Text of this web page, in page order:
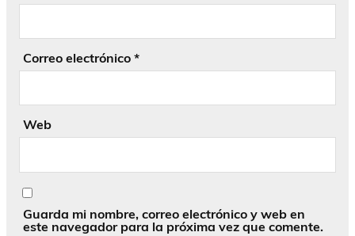
Correo electrónico *
Web
Guarda mi nombre, correo electrónico y web en
este navegador para la próxima vez que comente.